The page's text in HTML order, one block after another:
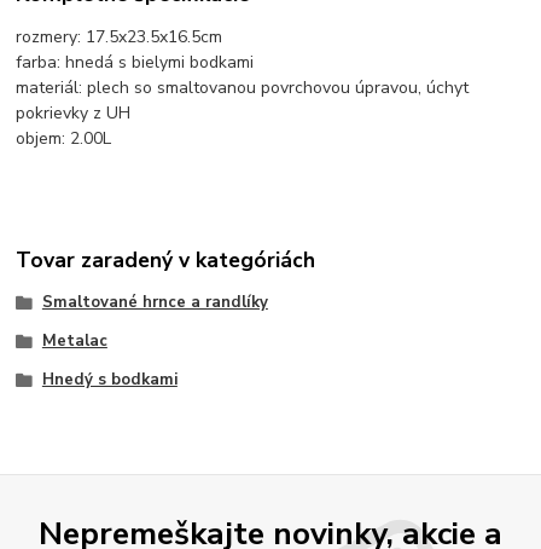
rozmery: 17.5x23.5x16.5cm
farba: hnedá s bielymi bodkami
materiál: plech so smaltovanou povrchovou úpravou, úchyt
pokrievky z UH
objem: 2.00L
Tovar zaradený v kategóriách
Smaltované hrnce a randlíky
Metalac
Hnedý s bodkami
Nepremeškajte novinky, akcie a